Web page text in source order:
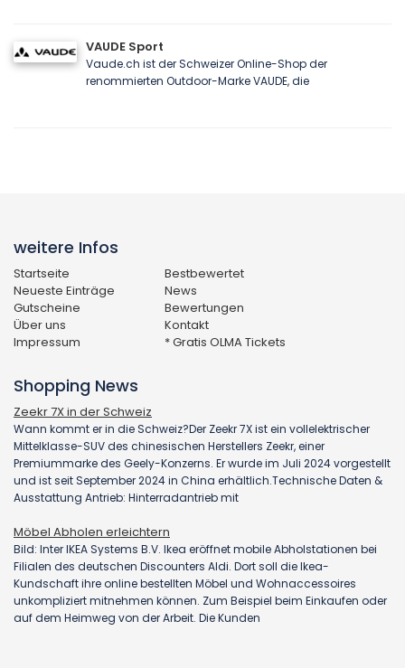
VAUDE Sport
Vaude.ch ist der Schweizer Online-Shop der
renommierten Outdoor-Marke VAUDE, die
weitere Infos
Startseite
Bestbewertet
Neueste Einträge
News
Gutscheine
Bewertungen
Über uns
Kontakt
Impressum
* Gratis OLMA Tickets
Shopping News
Zeekr 7X in der Schweiz
Wann kommt er in die Schweiz?Der Zeekr 7X ist ein vollelektrischer
Mittelklasse-SUV des chinesischen Herstellers Zeekr, einer
Premiummarke des Geely-Konzerns. Er wurde im Juli 2024 vorgestellt
und ist seit September 2024 in China erhältlich.Technische Daten &
Ausstattung Antrieb: Hinterradantrieb mit
Möbel Abholen erleichtern
Bild: Inter IKEA Systems B.V. Ikea eröffnet mobile Abholstationen bei
Filialen des deutschen Discounters Aldi. Dort soll die Ikea-
Kundschaft ihre online bestellten Möbel und Wohnaccessoires
unkompliziert mitnehmen können. Zum Beispiel beim Einkaufen oder
auf dem Heimweg von der Arbeit. Die Kunden